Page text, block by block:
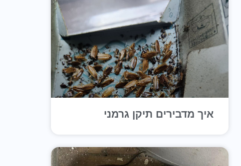
איך מדבירים תיקן גרמני